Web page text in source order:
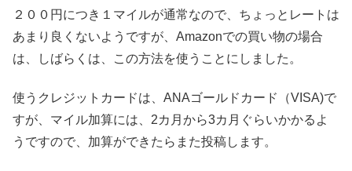
２００円につき１マイルが通常なので、ちょっとレートは
あまり良くないようですが、Amazonでの買い物の場合
は、しばらくは、この方法を使うことにしました。
使うクレジットカードは、ANAゴールドカード（VISA)で
すが、マイル加算には、2カ月から3カ月ぐらいかかるよ
うですので、加算ができたらまた投稿します。